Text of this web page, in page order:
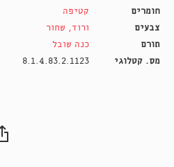
חומרים
קטיפה
צבעים
ורוד, שחור
תורם
כנה שובל
מס. קטלוגי
8.1.4.83.2.1123